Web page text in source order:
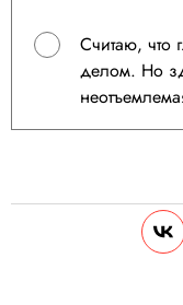
Считаю, что
делом. Но
Пройдите